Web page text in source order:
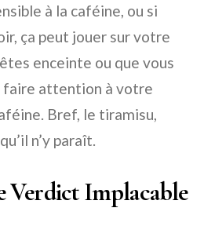
à la caféine, ou si
ça peut jouer sur votre
enceinte ou que vous
faire attention à votre
Bref, le tiramisu,
n’y paraît.
Verdict Implacable